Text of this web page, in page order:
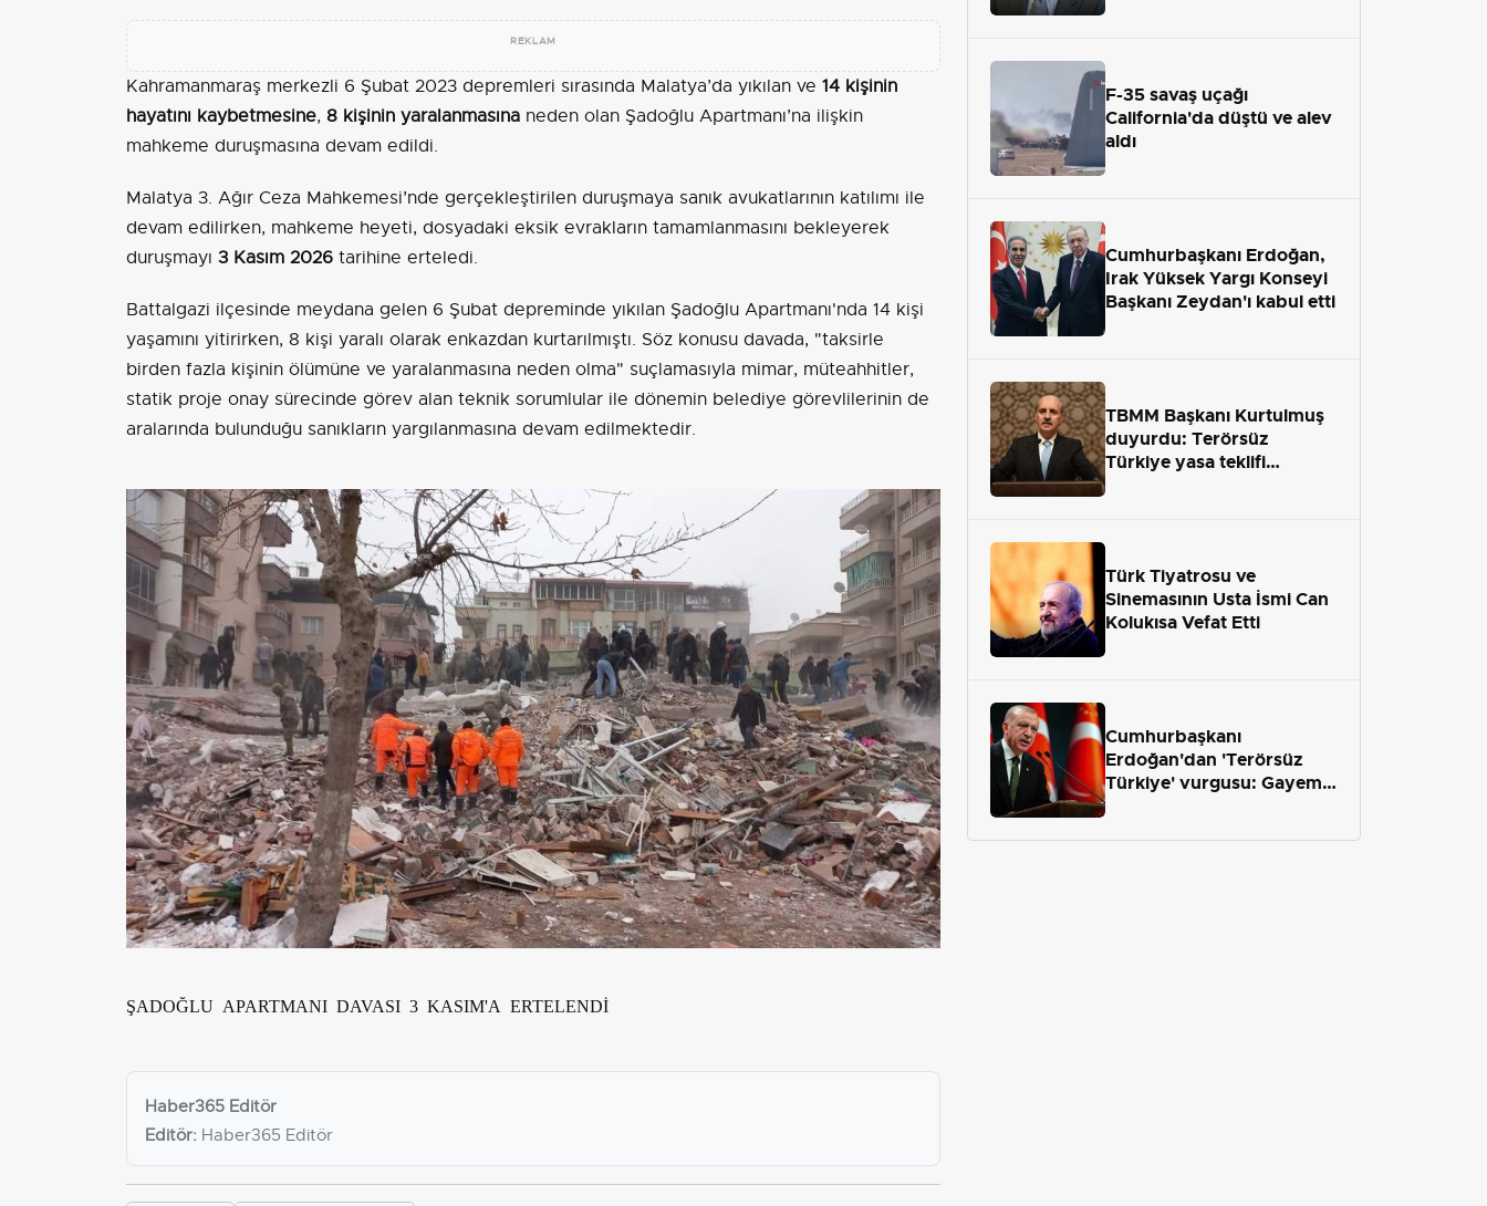
REKLAM
Kahramanmaraş merkezli 6 Şubat 2023 depremleri sırasında Malatya’da yıkılan ve 14 kişinin
hayatını kaybetmesine, 8 kişinin yaralanmasına neden olan Şadoğlu Apartmanı’na ilişkin
mahkeme duruşmasına devam edildi.
Malatya 3. Ağır Ceza Mahkemesi’nde gerçekleştirilen duruşmaya sanık avukatlarının katılımı ile
devam edilirken, mahkeme heyeti, dosyadaki eksik evrakların tamamlanmasını bekleyerek
duruşmayı 3 Kasım 2026 tarihine erteledi.
Battalgazi ilçesinde meydana gelen 6 Şubat depreminde yıkılan Şadoğlu Apartmanı'nda 14 kişi
yaşamını yitirirken, 8 kişi yaralı olarak enkazdan kurtarılmıştı. Söz konusu davada, "taksirle
birden fazla kişinin ölümüne ve yaralanmasına neden olma" suçlamasıyla mimar, müteahhitler,
statik proje onay sürecinde görev alan teknik sorumlular ile dönemin belediye görevlilerinin de
aralarında bulunduğu sanıkların yargılanmasına devam edilmektedir.
ŞADOĞLU APARTMANI DAVASI 3 KASIM'A ERTELENDİ
Haber365 Editör
Editör: Haber365 Editör
F-35 savaş uçağı
California'da düştü ve alev
aldı
Cumhurbaşkanı Erdoğan,
Irak Yüksek Yargı Konseyi
Başkanı Zeydan'ı kabul etti
TBMM Başkanı Kurtulmuş
duyurdu: Terörsüz
Türkiye yasa teklifi
Türk Tiyatrosu ve
Sinemasının Usta İsmi Can
Kolukısa Vefat Etti
Cumhurbaşkanı
Erdoğan'dan 'Terörsüz
Türkiye' vurgusu: Gayemiz